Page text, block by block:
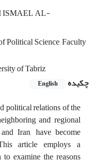
ISMAEL AL-
Political Science, Faculty
of Tabriz
چکیده
English
political relations of the
and regional
Iran, have become
article employs a
examine the reasons